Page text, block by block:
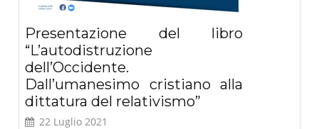
Presentazione del libro
“L’autodistruzione
dell’Occidente.
Dall’umanesimo cristiano alla
dittatura del relativismo”
22 Luglio 2021